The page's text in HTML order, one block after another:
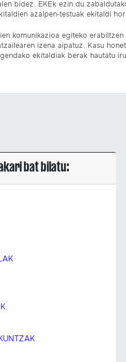
bidez. EKEk ezin du
azalpen-testuak ekitaldi
komunikazioa egiteko
izena aipatuz. Kasu
ekitaldiak berak hautatu
bat bilatu: